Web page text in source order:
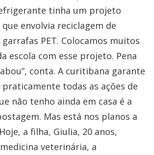
tinha um projeto
envolvia reciclagem de
PET. Colocamos muitos
escola com esse projeto. Pena
conta. A curitibana garante
todas as ações de
não tenho ainda em casa é a
Mas está nos planos a
a filha, Giulia, 20 anos,
veterinária, a